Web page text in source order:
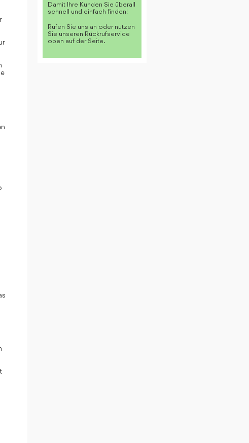
Damit Ihre Kunden Sie überall
schnell und einfach finden!
Rufen Sie uns an oder nutzen
Sie unseren Rückrufservice
oben auf der Seite.